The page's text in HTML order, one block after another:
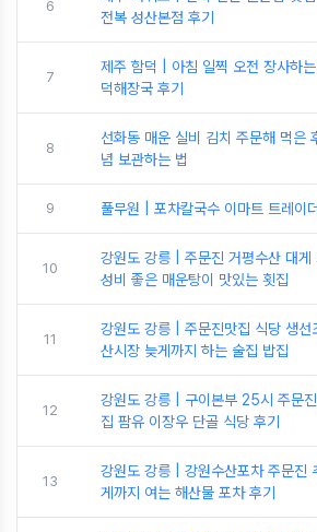
6
전복 성산본점 후기
7
제주 함덕 | 아침 일찍 오전 장사하
덕해장국 후기
8
선화동 매운 실비 김치 주문해 먹은
념 보관하는 법
9 풀무원 | 포차칼국수 이마트 트레이
10
강원도 강릉 | 주문진 거평수산 대
성비 좋은 매운탕이 맛있는 횟집
11
강원도 강릉 | 주문진맛집 식당 생선
산시장 늦게까지 하는 술집 밥집
12
강원도 강릉 | 구이본부 25시 주문
집 팜유 이장우 단골 식당 후기
13
강원도 강릉 | 강원수산포차 주문진
게까지 여는 해산물 포차 후기